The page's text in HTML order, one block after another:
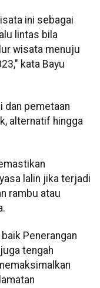
ini sebagai
lintas bila
wisata menuju
kata Bayu
dan pemetaan
alternatif hingga
lalin jika terjadi
rambu atau
Penerangan
tengah